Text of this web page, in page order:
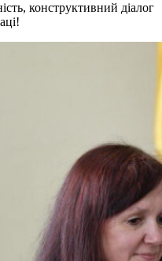
конструктивний діалог